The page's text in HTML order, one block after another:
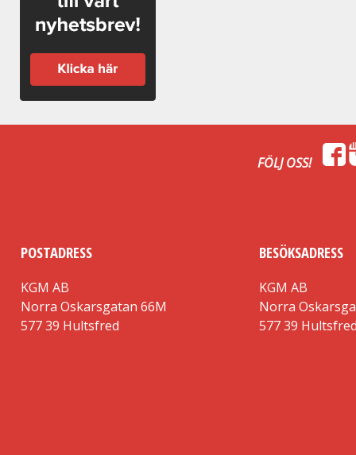
FÖLJ OSS!
POSTADRESS
KGM AB
Norra Oskarsgatan 66M
577 39 Hultsfred
BESÖKSADRESS
KGM AB
Norra
577 39